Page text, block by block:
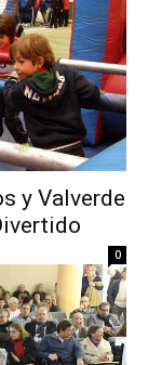
y Valverde
0